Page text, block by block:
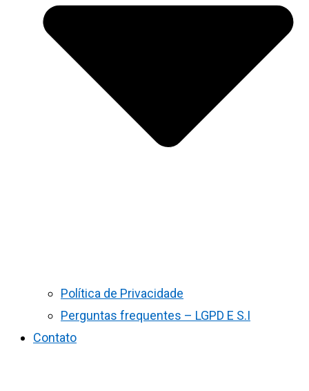
Política de Privacidade
Perguntas frequentes – LGPD E S.I
Contato